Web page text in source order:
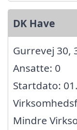
DK Have
Gurrevej 30,
Ansatte: 0
Startdato:
Mindre